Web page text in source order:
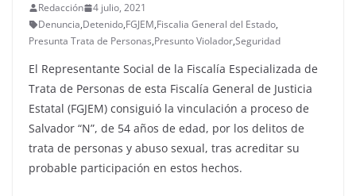
Redacción
4 julio, 2021
Denuncia,Detenido,FGJEM,Fiscalia General del Estado,
Presunta Trata de Personas,Presunto Violador,Seguridad
El Representante Social de la Fiscalía Especializada de
Trata de Personas de esta Fiscalía General de Justicia
Estatal (FGJEM) consiguió la vinculación a proceso de
Salvador “N”, de 54 años de edad, por los delitos de
trata de personas y abuso sexual, tras acreditar su
probable participación en estos hechos.